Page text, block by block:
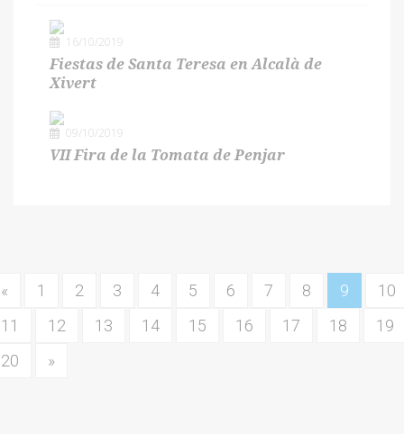
16/10/2019
Fiestas de Santa Teresa en Alcalà de
Xivert
09/10/2019
VII Fira de la Tomata de Penjar
« 1 2 3 4 5 6 7 8 9
10
11
12 13 14 15 16 17 18
19
20
»